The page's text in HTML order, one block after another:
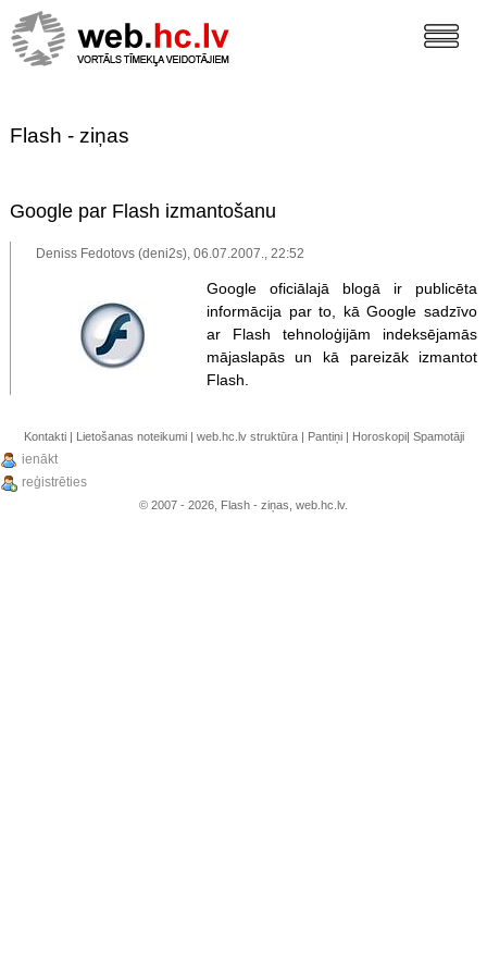
Flash - ziņas
Google par Flash izmantošanu
Deniss Fedotovs (deni2s), 06.07.2007., 22:52
Google oficiālajā blogā ir publicēta
informācija par to, kā Google sadzīvo
ar Flash tehnoloģijām indeksējamās
mājaslapās un kā pareizāk izmantot
Flash.
Kontakti| Lietošanas noteikumi| web.hc.lv struktūra| Pantiņi| Horoskopi| Spamotāji
ienākt
reģistrēties
© 2007 - 2026, Flash - ziņas, web.hc.lv.